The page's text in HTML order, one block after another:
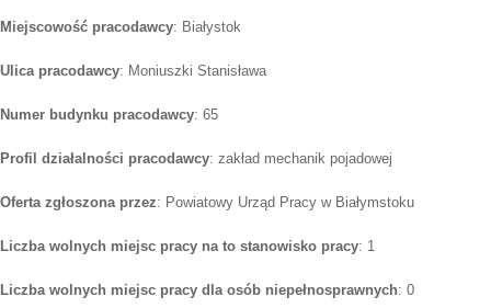
Miejscowość pracodawcy: Białystok
Ulica pracodawcy: Moniuszki Stanisława
Numer budynku pracodawcy: 65
Profil działalności pracodawcy: zakład mechanik pojadowej
Oferta zgłoszona przez: Powiatowy Urząd Pracy w Białymstoku
Liczba wolnych miejsc pracy na to stanowisko pracy: 1
Liczba wolnych miejsc pracy dla osób niepełnosprawnych: 0